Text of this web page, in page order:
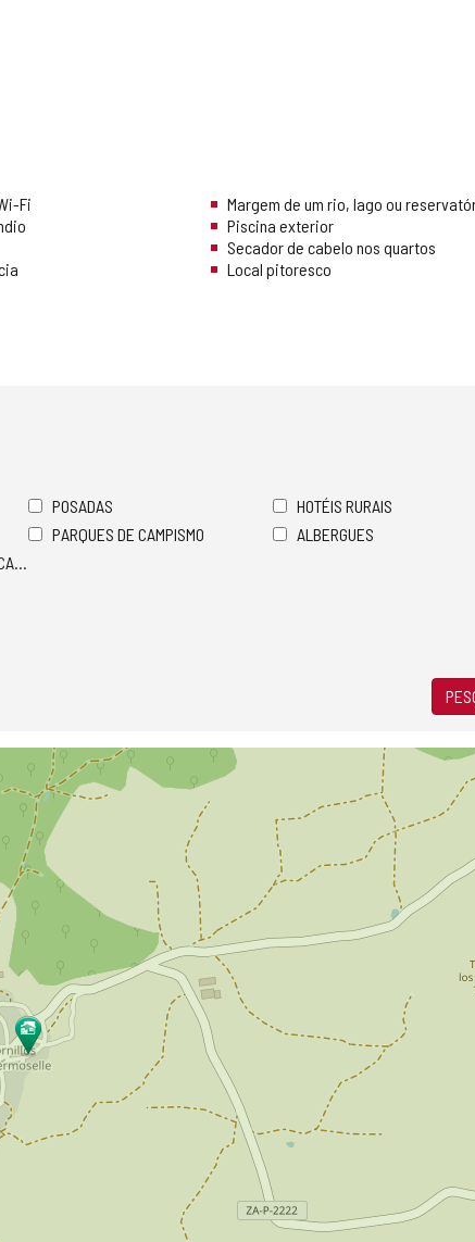
Fi
Margem de um rio, lago ou
Piscina exterior
Secador de cabelo nos quartos
Local pitoresco
POSADAS
HOTÉIS RURAIS
PARQUES DE CAMPISMO
ALBERGUES